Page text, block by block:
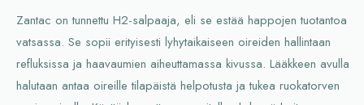
Zantac on tunnettu H2-salpaaja, eli se estää happojen tuotantoa
vatsassa. Se sopii erityisesti lyhytaikaiseen oireiden hallintaan
refluksissa ja haavaumien aiheuttamassa kivussa. Lääkkeen avulla
halutaan antaa oireille tilapäistä helpotusta ja tukea ruokatorven